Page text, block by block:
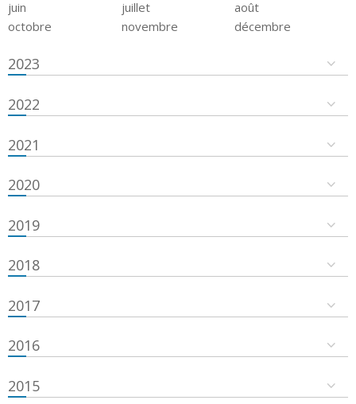
juin
juillet
août
octobre
novembre décembre
2023
2022
2021
2020
2019
2018
2017
2016
2015